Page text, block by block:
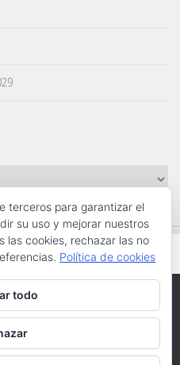
con el
terceros para garantizar el
su uso y mejorar nuestros
las cookies, rechazar las no
Política de cookies
todo